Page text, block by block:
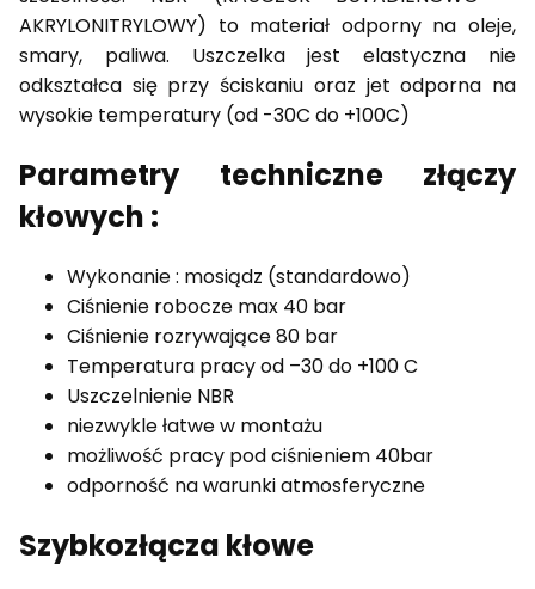
AKRYLONITRYLOWY) to materiał odporny na oleje,
smary, paliwa. Uszczelka jest elastyczna nie
odkształca się przy ściskaniu oraz jet odporna na
wysokie temperatury (od -30C do +100C)
Parametry techniczne złączy
kłowych :
Wykonanie : mosiądz (standardowo)
Ciśnienie robocze max 40 bar
Ciśnienie rozrywające 80 bar
Temperatura pracy od –30 do +100 C
Uszczelnienie NBR
niezwykle łatwe w montażu
możliwość pracy pod ciśnieniem 40bar
odporność na warunki atmosferyczne
Szybkozłącza kłowe